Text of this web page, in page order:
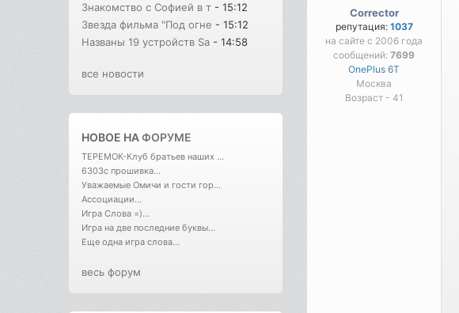
Знакомство с Софией в т - 15:12
Звезда фильма "Под огне - 15:12
Названы 19 устройств Sa - 14:58
все новости
НОВОЕ НАФОРУМЕ
ТЕРЕМОК-Клуб братьев наших ...
6303с прошивка...
Уважаемые Омичи и гости гор...
Ассоциации...
Игра Слова =)...
Игра на две последние буквы...
Еще одна игра слова...
весь форум
Corrector
репутация: 1037
на сайте с 2006 года
сообщений:7699
OnePlus 6T
Москва
Возраст - 41